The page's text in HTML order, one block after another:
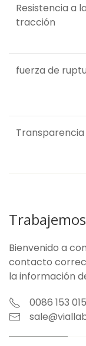
Resistencia a la
tracción
fuerza de
Transparencia
Bienvenido a
contacto
la información
0086 153